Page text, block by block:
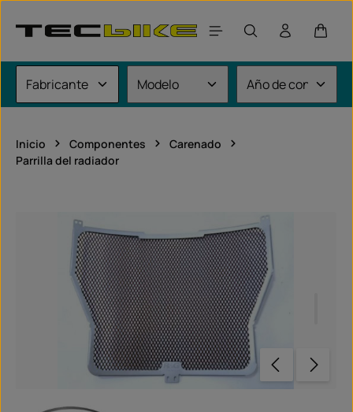
El
Inicio Componentes
Carenado
Parrilla del radiador
Omitir galería de imágenes